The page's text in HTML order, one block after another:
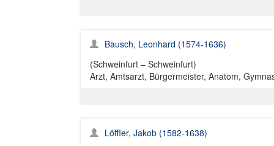
Bausch, Leonhard (1574-1636)
(Schweinfurt – Schweinfurt)
Arzt, Amtsarzt, Bürgermeister, Anatom,
Löffler, Jakob (1582-1638)